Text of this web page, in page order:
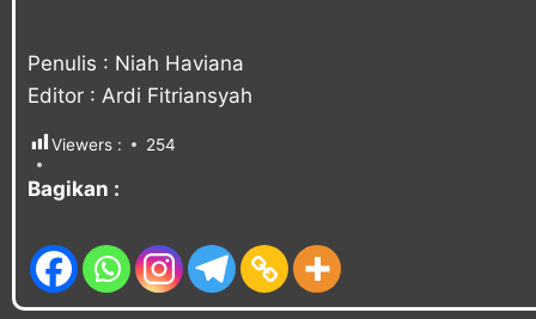
Penulis : Niah Haviana
Editor : Ardi Fitriansyah
Viewers : 254
Bagikan :